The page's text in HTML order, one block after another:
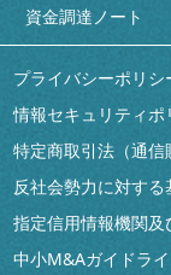
資金調達ノート
プライバシーポリシ
情報セキュリティポ
特定商取引法（通
反社会勢力に対する
指定信用情報機関
中小M&Aガイドラ